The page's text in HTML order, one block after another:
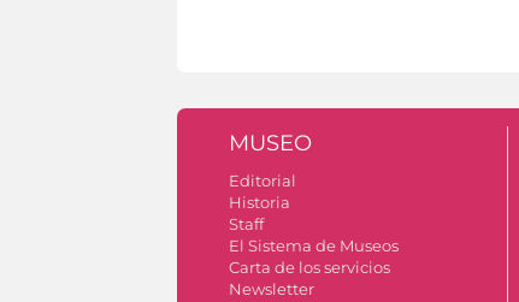
MUSEO
Editorial
Historia
Staff
El Sistema de Museos
Carta de los servicios
Newsletter